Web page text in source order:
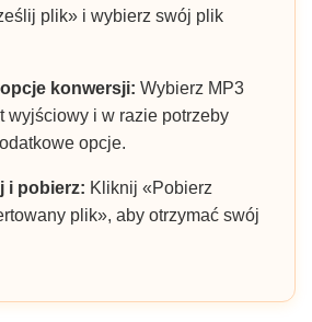
plik» i wybierz swój plik
konwersji: Wybierz MP3
wyjściowy i w razie potrzeby
opcje.
i pobierz: Kliknij «Pobierz
plik», aby otrzymać swój